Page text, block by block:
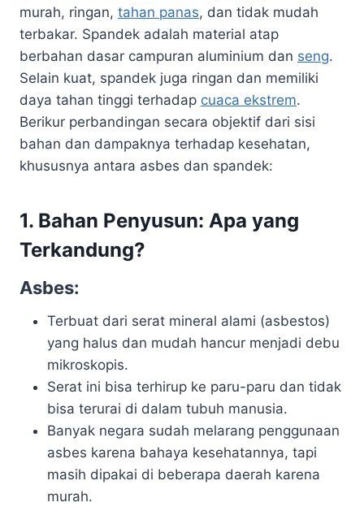
murah, ringan, tahan panas, dan tidak mudah
terbakar. Spandek adalah material atap
berbahan dasar campuran aluminium dan seng.
Selain kuat, spandek juga ringan dan memiliki
daya tahan tinggi terhadap cuaca ekstrem.
Berikur perbandingan secara objektif dari sisi
bahan dan dampaknya terhadap kesehatan,
khususnya antara asbes dan spandek:
1. Bahan Penyusun: Apa yang
Terkandung?
Asbes:
Terbuat dari serat mineral alami (asbestos)
yang halus dan mudah hancur menjadi debu
mikroskopis.
Serat ini bisa terhirup ke paru-paru dan tidak
bisa terurai di dalam tubuh manusia.
Banyak negara sudah melarang penggunaan
asbes karena bahaya kesehatannya, tapi
masih dipakai di beberapa daerah karena
murah.